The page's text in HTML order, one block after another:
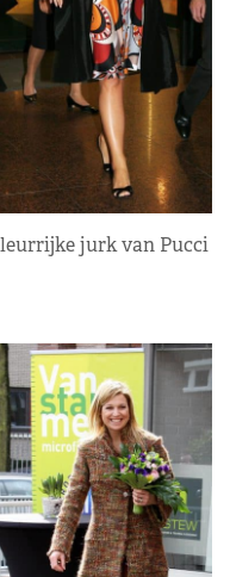
jurk van Pucci